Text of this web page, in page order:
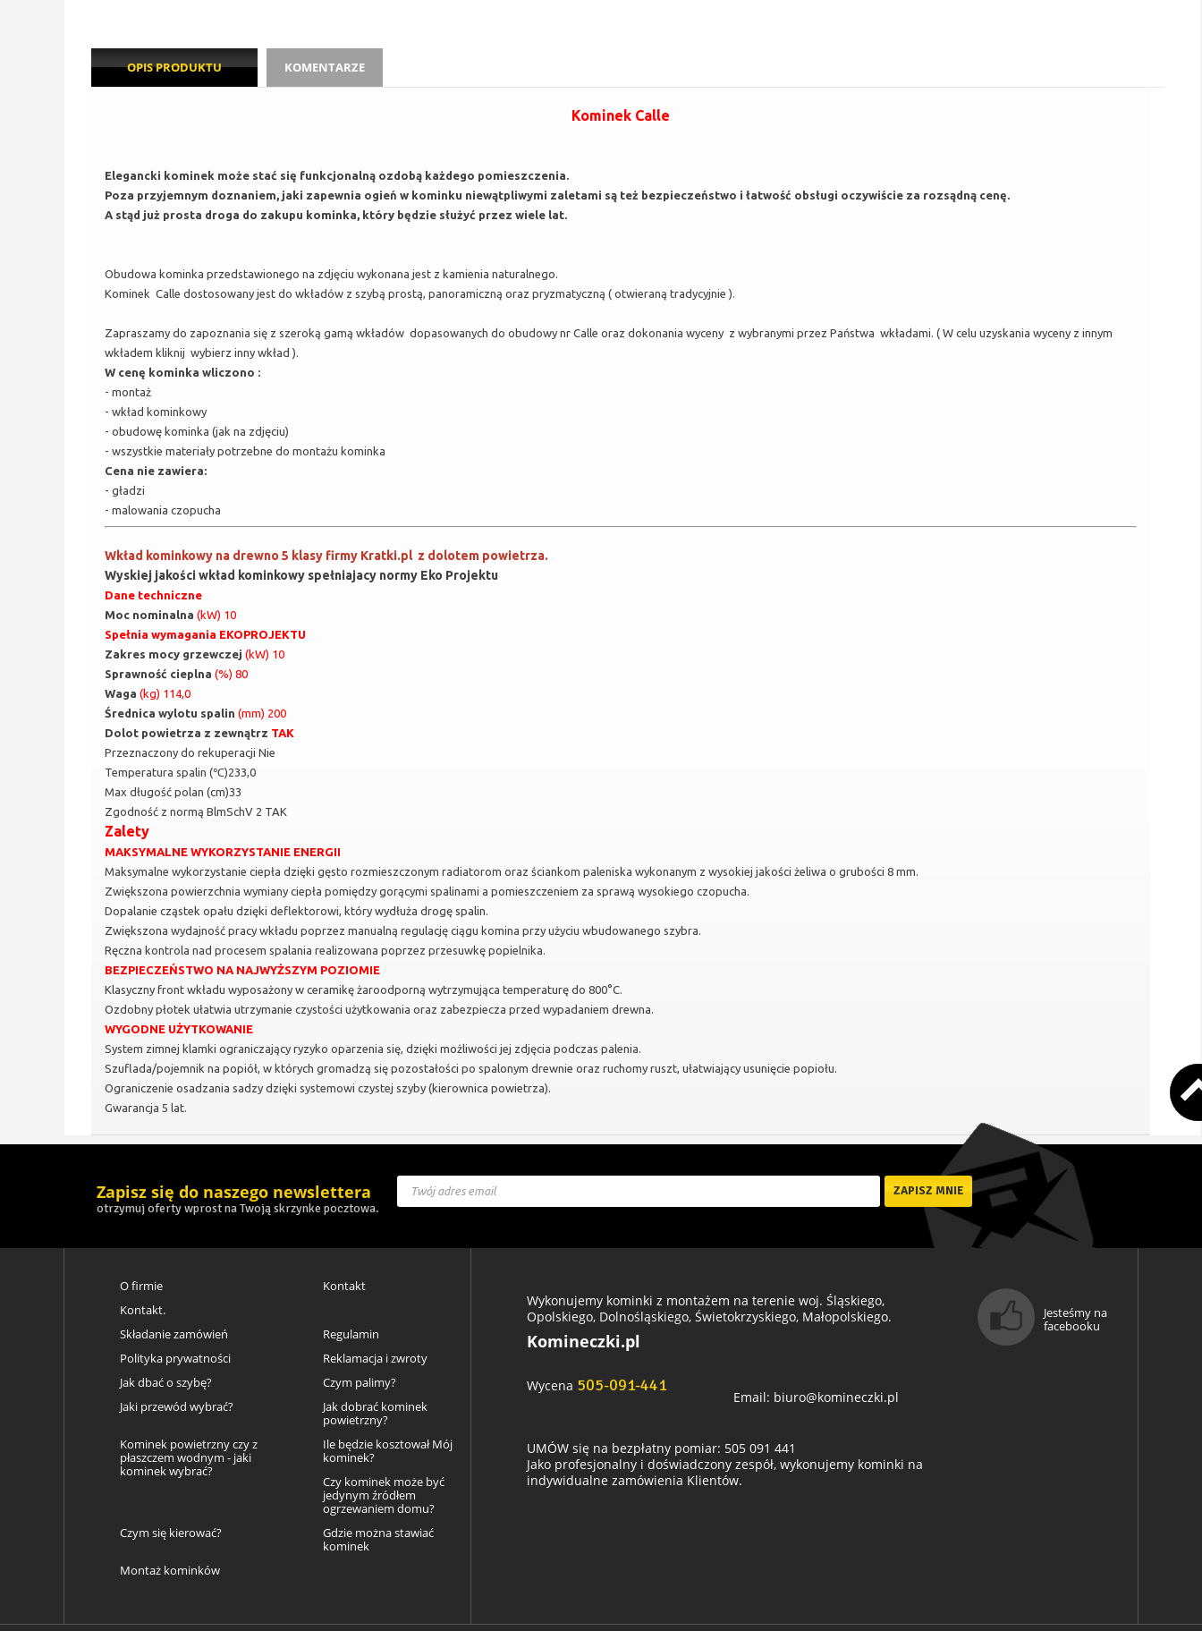
OPIS PRODUKTU KOMENTARZE
Kominek Calle
Elegancki kominek może stać się funkcjonalną ozdobą każdego pomieszczenia.
Poza przyjemnym doznaniem, jaki zapewnia ogień w kominku niewątpliwymi zaletami są też bezpieczeństwo i łatwość obsługi oczywiście za rozsądną cenę.
A stąd już prosta droga do zakupu kominka, który będzie służyć przez wiele lat.
Obudowa kominka przedstawionego na zdjęciu wykonana jest z kamienia naturalnego.
Kominek Calle dostosowany jest do wkładów z szybą prostą, panoramiczną oraz pryzmatyczną ( otwieraną tradycyjnie ).
Zapraszamy do zapoznania się z szeroką gamą wkładów dopasowanych do obudowy nr Calle oraz dokonania wyceny z wybranymi przez Państwa wkładami. ( W celu uzyskania wyceny z innym
wkładem kliknij wybierz inny wkład ).
W cenę kominka wliczono :
- montaż
- wkład kominkowy
- obudowę kominka (jak na zdjęciu)
- wszystkie materiały potrzebne do montażu kominka
Cena nie zawiera:
- gładzi
- malowania czopucha
Wkład kominkowy na drewno 5 klasy firmy Kratki.pl z dolotem powietrza.
Wyskiej jakości wkład kominkowy spełniajacy normy Eko Projektu
Dane techniczne
Moc nominalna (kW) 10
Spełnia wymagania EKOPROJEKTU
Zakres mocy grzewczej (kW) 10
Sprawność cieplna (%) 80
Waga (kg) 114,0
Średnica wylotu spalin (mm) 200
Dolot powietrza z zewnątrz TAK
Przeznaczony do rekuperacji Nie
Temperatura spalin (℃)233,0
Max długość polan (cm)33
Zgodność z normą BlmSchV 2 TAK
Zalety
MAKSYMALNE WYKORZYSTANIE ENERGII
Maksymalne wykorzystanie ciepła dzięki gęsto rozmieszczonym radiatorom oraz ściankom paleniska wykonanym z wysokiej jakości żeliwa o grubości 8 mm.
Zwiększona powierzchnia wymiany ciepła pomiędzy gorącymi spalinami a pomieszczeniem za sprawą wysokiego czopucha.
Dopalanie cząstek opału dzięki deflektorowi, który wydłuża drogę spalin.
Zwiększona wydajność pracy wkładu poprzez manualną regulację ciągu komina przy użyciu wbudowanego szybra.
Ręczna kontrola nad procesem spalania realizowana poprzez przesuwkę popielnika.
BEZPIECZEŃSTWO NA NAJWYŻSZYM POZIOMIE
Klasyczny front wkładu wyposażony w ceramikę żaroodporną wytrzymująca temperaturę do 800°C.
Ozdobny płotek ułatwia utrzymanie czystości użytkowania oraz zabezpiecza przed wypadaniem drewna.
WYGODNE UŻYTKOWANIE
System zimnej klamki ograniczający ryzyko oparzenia się, dzięki możliwości jej zdjęcia podczas palenia.
Szuflada/pojemnik na popiół, w których gromadzą się pozostałości po spalonym drewnie oraz ruchomy ruszt, ułatwiający usunięcie popiołu.
Ograniczenie osadzania sadzy dzięki systemowi czystej szyby (kierownica powietrza).
Gwarancja 5 lat.
Zapisz się do naszego newslettera
otrzymuj oferty wprost na Twoją skrzynke pocztowa.
O firmie
Kontakt
Kontakt.
Składanie zamówień
Regulamin
Polityka prywatności
Reklamacja i zwroty
Jak dbać o szybę?
Czym palimy?
Jaki przewód wybrać?
Jak dobrać kominek
powietrzny?
Kominek powietrzny czy z
płaszczem wodnym - jaki
kominek wybrać?
Ile będzie kosztował Mój
kominek?
Czy kominek może być
jedynym źródłem
ogrzewaniem domu?
Czym się kierować?
Gdzie można stawiać
kominek
Montaż kominków
Wykonujemy kominki z montażem na terenie woj. Śląskiego,
Opolskiego, Dolnośląskiego, Świetokrzyskiego, Małopolskiego.
Komineczki.pl
Wycena 505-091-441
Email: biuro@komineczki.pl
UMÓW się na bezpłatny pomiar: 505 091 441
Jako profesjonalny i doświadczony zespół, wykonujemy kominki na
indywidualne zamówienia Klientów.
Jesteśmy na
facebooku